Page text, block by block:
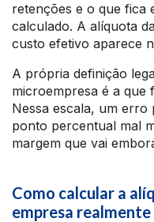
retenções e o que fica
calculado. A alíquota
custo efetivo aparece
A própria definição
microempresa é a que
Nessa escala, um erro
ponto percentual mal
margem que vai
Como calcular a
empresa realmente